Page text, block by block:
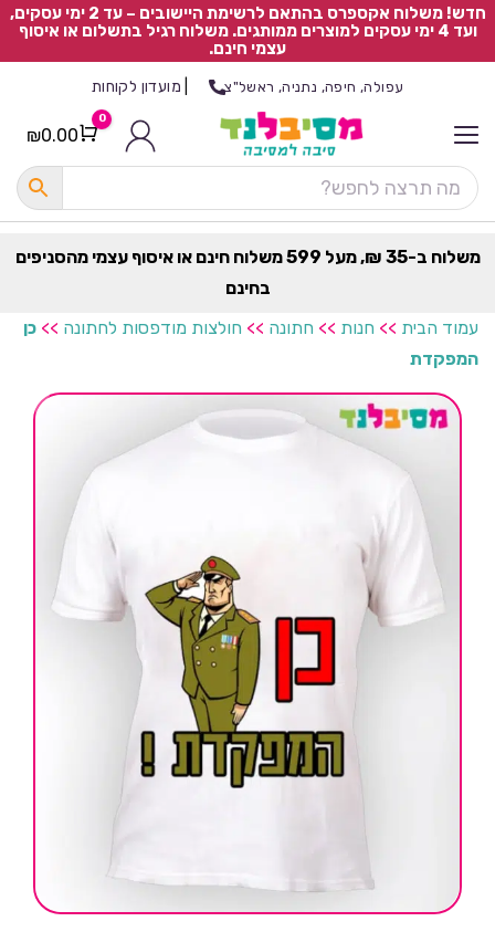
חדש! משלוח אקספרס בהתאם לרשימת היישובים – עד 2 ימי עסקים,
ועד 4 ימי עסקים למוצרים ממותגים. משלוח רגיל בתשלום או איסוף
עצמי חינם.
עפולה, חיפה, נתניה, ראשל"צ מועדון לקוחות
Cart
0
₪0.00
משלוח ב-35 ₪, מעל 599 משלוח חינם או איסוף עצמי מהסניפים
בחינם
עמוד הבית >> חנות >> חתונה >> חולצות מודפסות לחתונה >> כן
המפקדת